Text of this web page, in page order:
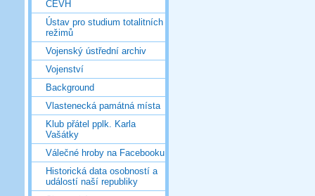
CEVH
Ústav pro studium totalitních
režimů
Vojenský ústřední archiv
Vojenství
Background
Vlastenecká památná místa
Klub přátel pplk. Karla
Vašátky
Válečné hroby na Facebooku
Historická data osobností a
událostí naší republiky